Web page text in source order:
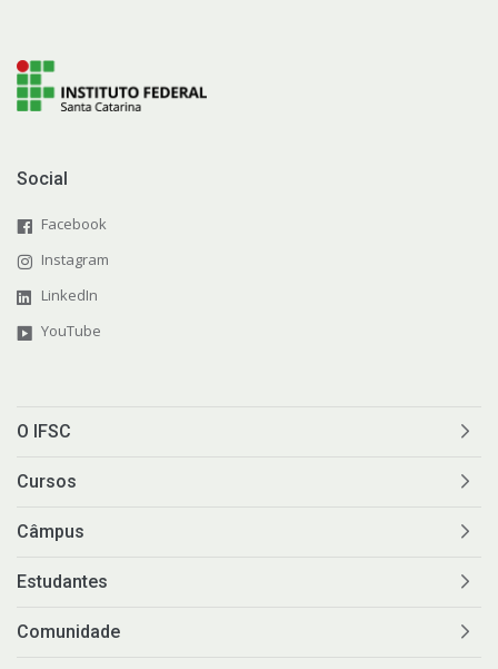
Social
Facebook
Instagram
LinkedIn
YouTube
O IFSC
Cursos
Câmpus
Estudantes
Comunidade